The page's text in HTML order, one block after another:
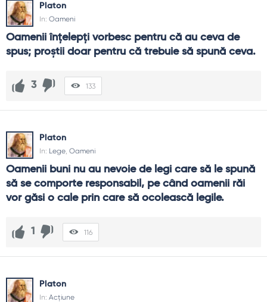
Platon
In: Oameni
Oamenii înţelepţi vorbesc pentru că au ceva de
spus; proştii doar pentru că trebuie să spună ceva.
3 133
Platon
In: Lege, Oameni
Oamenii buni nu au nevoie de legi care să le spună
să se comporte responsabil, pe când oamenii răi
vor găsi o cale prin care să ocolească legile.
1 116
Platon
In: Acțiune